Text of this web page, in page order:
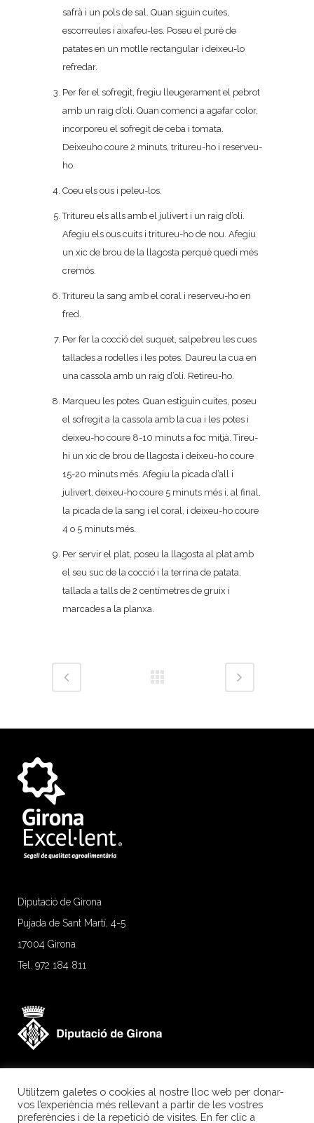
safrà i un pols de sal. Quan siguin cuites,
escorreules i aixafeu-les. Poseu el puré de
patates en un motlle rectangular i deixeu-lo
refredar.
Per fer el sofregit, fregiu lleugerament el pebrot
amb un raig d’oli. Quan comenci a agafar color,
incorporeu el sofregit de ceba i tomata.
Deixeuho coure 2 minuts, tritureu-ho i reserveu-
ho.
Coeu els ous i peleu-los.
Tritureu els alls amb el julivert i un raig d’oli.
Afegiu els ous cuits i tritureu-ho de nou. Afegiu
un xic de brou de la llagosta perquè quedi més
cremós.
Tritureu la sang amb el coral i reserveu-ho en
fred.
Per fer la cocció del suquet, salpebreu les cues
tallades a rodelles i les potes. Daureu la cua en
una cassola amb un raig d’oli. Retireu-ho.
Marqueu les potes. Quan estiguin cuites, poseu
el sofregit a la cassola amb la cua i les potes i
deixeu-ho coure 8-10 minuts a foc mitjà. Tireu-
hi un xic de brou de llagosta i deixeu-ho coure
15-20 minuts més. Afegiu la picada d’all i
julivert, deixeu-ho coure 5 minuts més i, al final,
la picada de la sang i el coral, i deixeu-ho coure
4 o 5 minuts més.
Per servir el plat, poseu la llagosta al plat amb
el seu suc de la cocció i la terrina de patata,
tallada a talls de 2 centímetres de gruix i
marcades a la planxa.
Diputació de Girona
Pujada de Sant Martí, 4-5
17004 Girona
Tel. 972 184 811
Utilitzem galetes o cookies al nostre lloc web per donar-
vos l’experiència més rellevant a partir de les vostres
preferències i de la repetició de visites. En fer clic a